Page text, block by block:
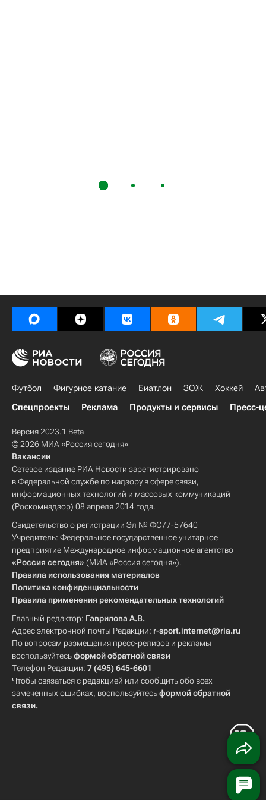
Футбол Фигурное катание Биатлон ЗОЖ Хоккей
Спецпроекты
Реклама Продукты и сервисы Пресс-
Версия 2023.1 Beta
© 2026 МИА «Россия сегодня»
Вакансии
Сетевое издание РИА Новости зарегистрировано
в Федеральной службе по надзору в сфере связи,
информационных технологий и массовых коммуникаций
(Роскомнадзор) 08 апреля 2014 года.
Свидетельство о регистрации Эл № ФС77-57640
Учредитель: Федеральное государственное унитарное
предприятие Международное информационное агентство
«Россия сегодня» (МИА «Россия сегодня»).
Правила использования материалов
Политика конфиденциальности
Правила применения рекомендательных технологий
Главный редактор: Гаврилова А.В.
Адрес электронной почты Редакции: r-sport.internet@ria.ru
По вопросам размещения пресс-релизов и рекламы
воспользуйтесьформой обратной связи
Телефон Редакции: 7 (495) 645-6601
Чтобы связаться с редакцией или сообщить обо всех
замеченных ошибках, воспользуйтесьформой обратной
связи.